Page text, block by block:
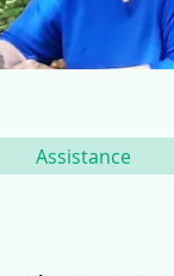
Assistance